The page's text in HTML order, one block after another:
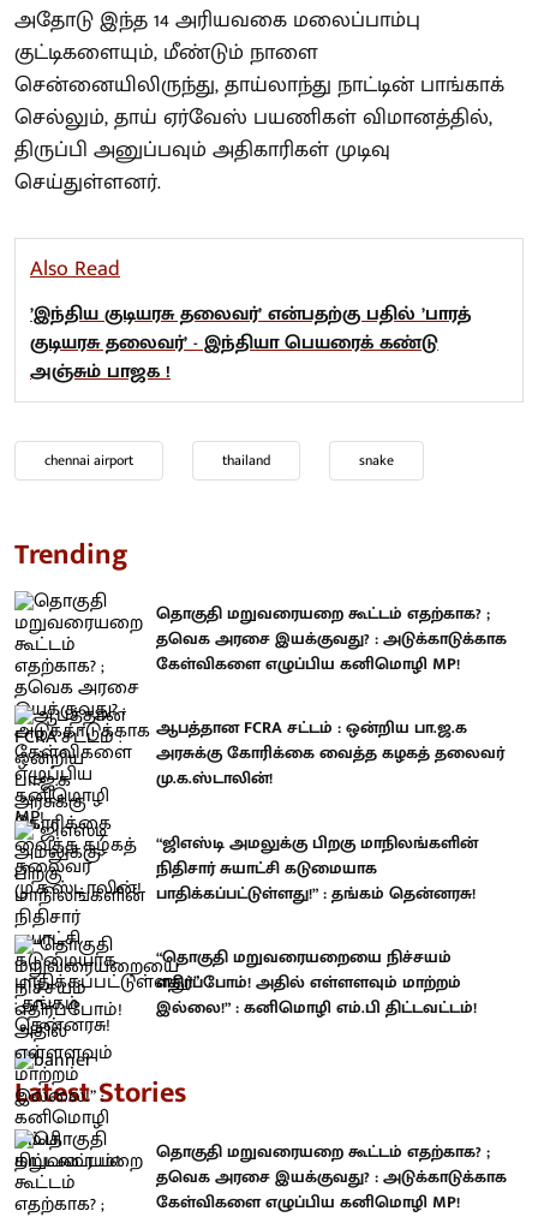
அதோடு இந்த 14 அரியவகை மலைப்பாம்பு
குட்டிகளையும், மீண்டும் நாளை
சென்னையிலிருந்து, தாய்லாந்து நாட்டின் பாங்காக்
செல்லும், தாய் ஏர்வேஸ் பயணிகள் விமானத்தில்,
திருப்பி அனுப்பவும் அதிகாரிகள் முடிவு
செய்துள்ளனர்.
Also Read
’இந்திய குடியரசு தலைவர்’ என்பதற்கு பதில் ’பாரத்
குடியரசு தலைவர்’ - இந்தியா பெயரைக் கண்டு
அஞ்சும் பாஜக !
chennai airport thailand snake
Trending
தொகுதி மறுவரையறை கூட்டம் எதற்காக? ;
தவெக அரசை இயக்குவது? : அடுக்காடுக்காக
கேள்விகளை எழுப்பிய கனிமொழி MP!
ஆபத்தான FCRA சட்டம் : ஒன்றிய பா.ஜ.க
அரசுக்கு கோரிக்கை வைத்த கழகத் தலைவர்
மு.க.ஸ்டாலின்!
“ஜிஎஸ்டி அமலுக்கு பிறகு மாநிலங்களின்
நிதிசார் சுயாட்சி கடுமையாக
பாதிக்கப்பட்டுள்ளது!” : தங்கம் தென்னரசு!
“தொகுதி மறுவரையறையை நிச்சயம்
எதிர்ப்போம்! அதில் எள்ளளவும் மாற்றம்
இல்லை!” : கனிமொழி எம்.பி திட்டவட்டம்!
Latest Stories
தொகுதி மறுவரையறை கூட்டம் எதற்காக? ;
தவெக அரசை இயக்குவது? : அடுக்காடுக்காக
கேள்விகளை எழுப்பிய கனிமொழி MP!